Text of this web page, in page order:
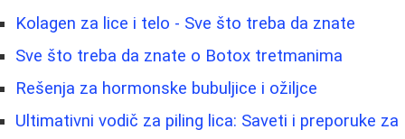
Kolagen za lice i telo - Sve što treba da znate
Sve što treba da znate o Botox tretmanima
Rešenja za hormonske bubuljice i ožiljce
Ultimativni vodič za piling lica: Saveti i preporuke za